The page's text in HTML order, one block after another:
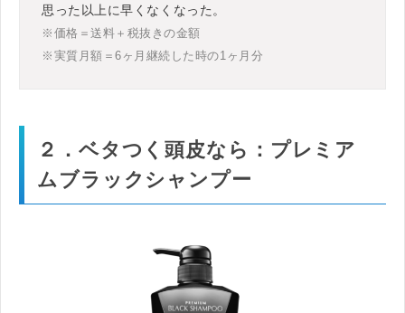
思った以上に早くなくなった。
※価格＝送料＋税抜きの金額
※実質月額＝6ヶ月継続した時の1ヶ月分
２．ベタつく頭皮なら：プレミア
ムブラックシャンプー